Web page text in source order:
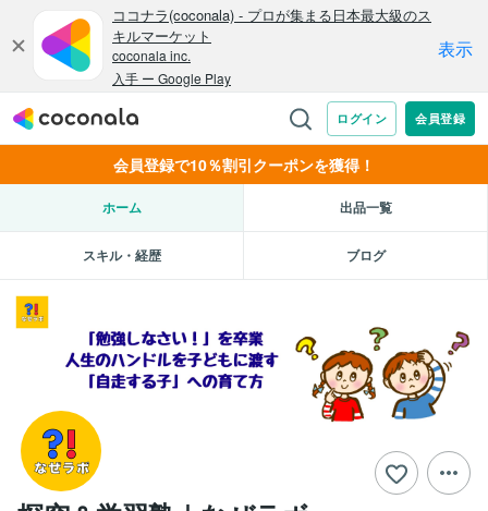
会員登録で10％割引クーポンを獲得！
ホーム 出品一覧
スキル・経歴 ブログ